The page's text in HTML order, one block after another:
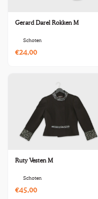
Gerard Darel Rokken M
Schoten
€24,00
Ruty Vesten M
Schoten
€45,00